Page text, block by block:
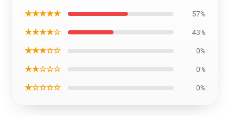
★★★★★ 57%
★★★★☆ 43%
★★★☆☆ 0%
★★☆☆☆ 0%
★☆☆☆☆ 0%